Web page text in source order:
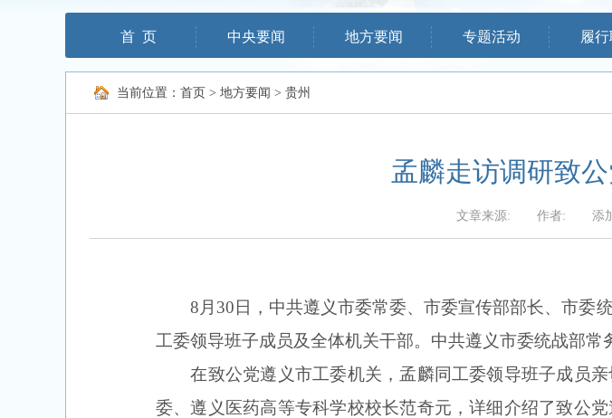
首 页 中央要闻 地方要闻 专题活动 履
当前位置： 首页 > 地方要闻 > 贵州
孟麟走访调研致
文章来源: 作者: 添
8月30日，中共遵义市委常委、市委宣传部部长、市委
工委领导班子成员及全体机关干部。中共遵义市委统战部常
在致公党遵义市工委机关，孟麟同工委领导班子成员
委、遵义医药高等专科学校校长范奇元，详细介绍了致公